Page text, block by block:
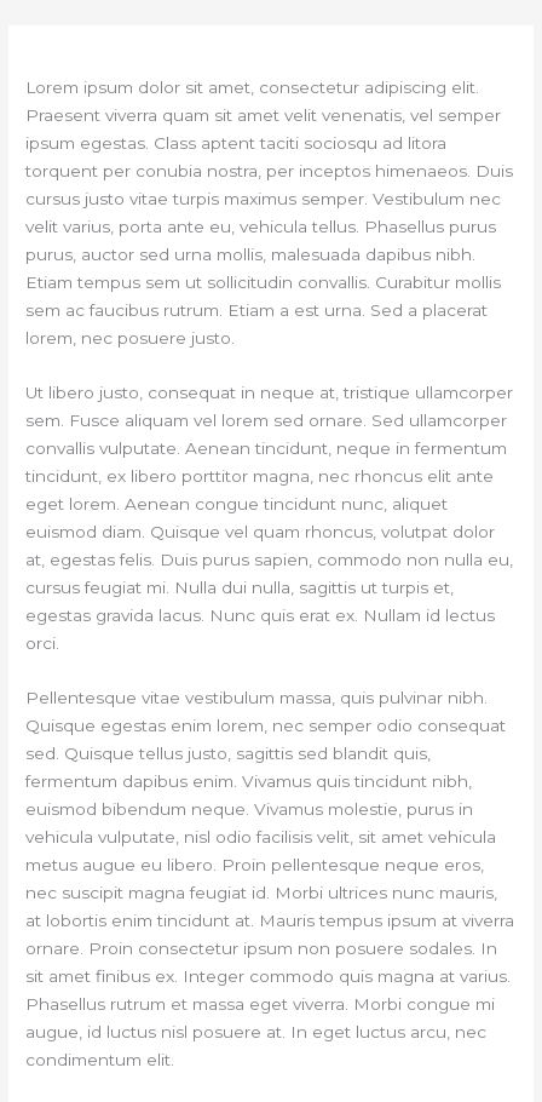
Lorem ipsum dolor sit amet, consectetur adipiscing elit.
Praesent viverra quam sit amet velit venenatis, vel semper
ipsum egestas. Class aptent taciti sociosqu ad litora
torquent per conubia nostra, per inceptos himenaeos. Duis
cursus justo vitae turpis maximus semper. Vestibulum nec
velit varius, porta ante eu, vehicula tellus. Phasellus purus
purus, auctor sed urna mollis, malesuada dapibus nibh.
Etiam tempus sem ut sollicitudin convallis. Curabitur mollis
sem ac faucibus rutrum. Etiam a est urna. Sed a placerat
lorem, nec posuere justo.
Ut libero justo, consequat in neque at, tristique ullamcorper
sem. Fusce aliquam vel lorem sed ornare. Sed ullamcorper
convallis vulputate. Aenean tincidunt, neque in fermentum
tincidunt, ex libero porttitor magna, nec rhoncus elit ante
eget lorem. Aenean congue tincidunt nunc, aliquet
euismod diam. Quisque vel quam rhoncus, volutpat dolor
at, egestas felis. Duis purus sapien, commodo non nulla eu,
cursus feugiat mi. Nulla dui nulla, sagittis ut turpis et,
egestas gravida lacus. Nunc quis erat ex. Nullam id lectus
orci.
Pellentesque vitae vestibulum massa, quis pulvinar nibh.
Quisque egestas enim lorem, nec semper odio consequat
sed. Quisque tellus justo, sagittis sed blandit quis,
fermentum dapibus enim. Vivamus quis tincidunt nibh,
euismod bibendum neque. Vivamus molestie, purus in
vehicula vulputate, nisl odio facilisis velit, sit amet vehicula
metus augue eu libero. Proin pellentesque neque eros,
nec suscipit magna feugiat id. Morbi ultrices nunc mauris,
at lobortis enim tincidunt at. Mauris tempus ipsum at viverra
ornare. Proin consectetur ipsum non posuere sodales. In
sit amet finibus ex. Integer commodo quis magna at varius.
Phasellus rutrum et massa eget viverra. Morbi congue mi
augue, id luctus nisl posuere at. In eget luctus arcu, nec
condimentum elit.